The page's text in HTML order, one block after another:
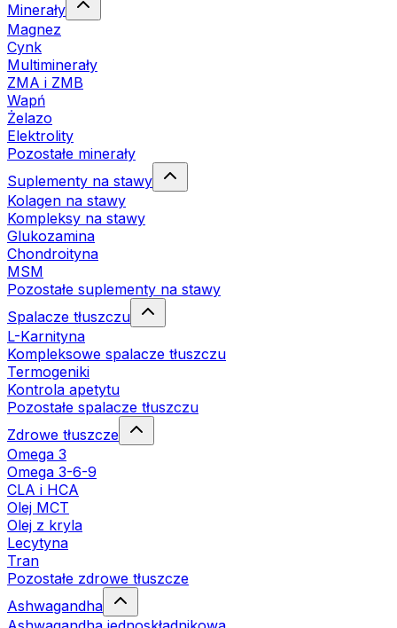
Minerały
Magnez
Cynk
Multiminerały
ZMA i ZMB
Wapń
Żelazo
Elektrolity
Pozostałe minerały
Suplementy na stawy
Kolagen na stawy
Kompleksy na stawy
Glukozamina
Chondroityna
MSM
Pozostałe suplementy na stawy
Spalacze tłuszczu
L-Karnityna
Kompleksowe spalacze tłuszczu
Termogeniki
Kontrola apetytu
Pozostałe spalacze tłuszczu
Zdrowe tłuszcze
Omega 3
Omega 3-6-9
CLA i HCA
Olej MCT
Olej z kryla
Lecytyna
Tran
Pozostałe zdrowe tłuszcze
Ashwagandha